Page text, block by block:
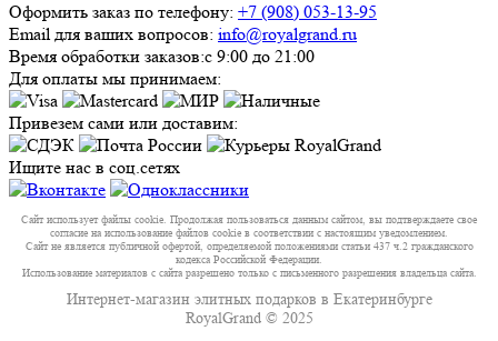
Оформить заказ по телефону: +7 (908) 053-13-95
Email для ваших вопросов: info@royalgrand.ru
Время обработки заказов:с 9:00 до 21:00
Для оплаты мы принимаем:
Привезем сами или доставим:
Ищите нас в соц.сетях
Сайт использует файлы cookie. Продолжая пользоваться данным сайтом, вы подтверждаете свое
согласие на использование файлов cookie в соответствии с настоящим уведомлением.
Сайт не является публичной офертой, определяемой положениями статьи 437 ч.2 гражданского
кодекса Российской Федерации.
Использование материалов с сайта разрешено только с письменного разрешения владельца сайта.
Интернет-магазин элитных подарков в Екатеринбурге
RoyalGrand © 2025